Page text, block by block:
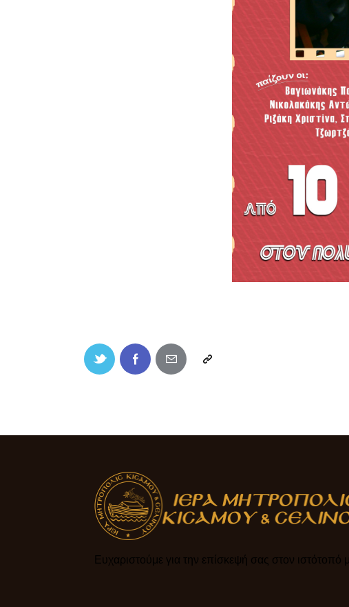
Ευχαριστούμε για την επίσκεψή σας στον ιστότοπό